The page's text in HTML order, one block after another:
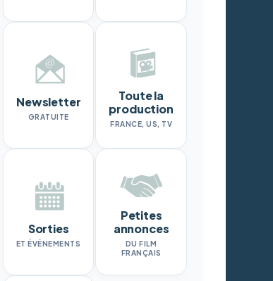
Newsletter
GRATUITE
Toute la
production
FRANCE, US, TV
Sorties
ET ÉVÉNEMENTS
Petites
annonces
DU FILM
FRANÇAIS